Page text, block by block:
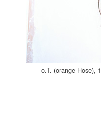
o.T. (orange Hose),